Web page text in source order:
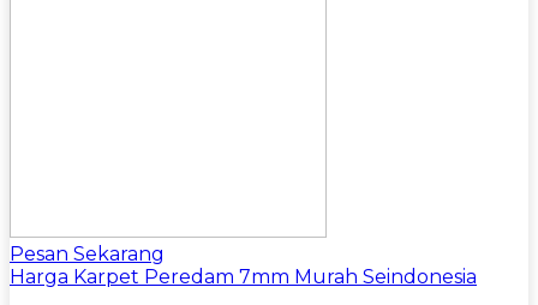
Pesan Sekarang
Harga Karpet Peredam 7mm Murah Seindonesia